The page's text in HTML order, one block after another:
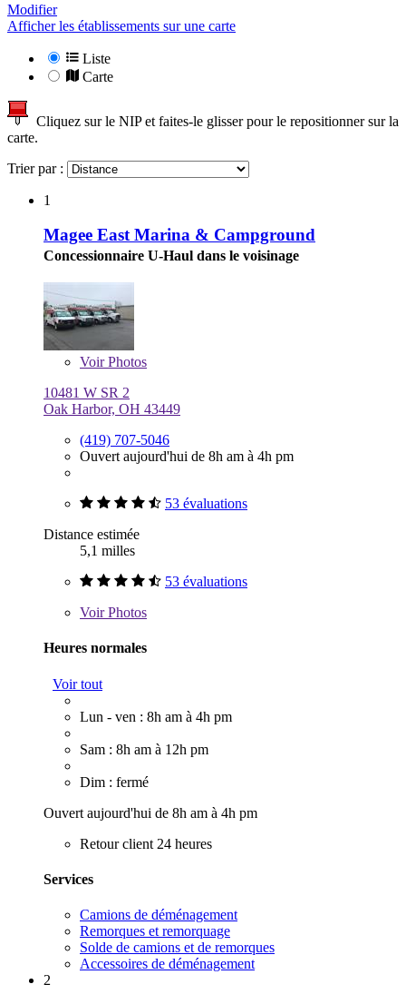
Modifier
Afficher les établissements sur une carte
Liste
Carte
Cliquez sur le NIP et faites-le glisser pour le repositionner sur la
carte.
Trier par :
1
Magee East Marina & Campground
Concessionnaire U-Haul dans le voisinage
VoirPhotos
10481 W SR 2
Oak Harbor, OH 43449
(419) 707-5046
Ouvert aujourd'hui de 8h am à 4h pm
53 évaluations
Distance estimée
5,1 milles
53 évaluations
VoirPhotos
Heures normales
Voir tout
Lun - ven : 8h am à 4h pm
Sam : 8h am à 12h pm
Dim : fermé
Ouvert aujourd'hui de 8h am à 4h pm
Retour client 24 heures
Services
Camions de déménagement
Remorques et remorquage
Solde de camions et de remorques
Accessoires de déménagement
2